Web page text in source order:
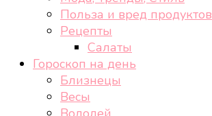
Польза и вред продуктов
Рецепты
Салаты
Гороскоп на день
Близнецы
Весы